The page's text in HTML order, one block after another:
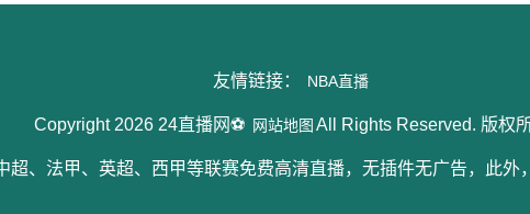
友情链接： NBA直播
Copyright 2026 24直播网⚽ 网站地图 All Rights Reserved. 版权
、法甲、英超、西甲等联赛免费高清直播，无插件无广告，此外